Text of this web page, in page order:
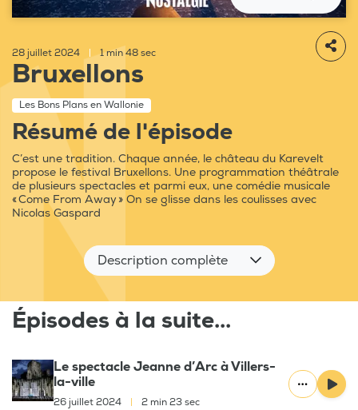
28 juillet 2024 1 min 48 sec
Bruxellons
Les Bons Plans en Wallonie
Résumé de l'épisode
C’est une tradition. Chaque année, le château du Karevelt
propose le festival Bruxellons. Une programmation théâtrale
de plusieurs spectacles et parmi eux, une comédie musicale
« Come From Away » On se glisse dans les coulisses avec
Nicolas Gaspard
Description complète
Épisodes à la suite...
Le spectacle Jeanne d’Arc à Villers-
la-ville
26 juillet 2024 2 min 23 sec